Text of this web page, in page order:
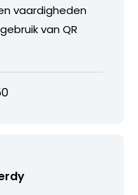
vaardigheden
van QR